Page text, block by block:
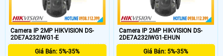
Camera IP 2MP HIKVISION DS-
2DE7A232IWG1-E
Giá Bán: 5%-35%
Camera IP 2MP HIKVISION DS-
2DE7A232IWG1-EHUN
Giá Bán: 5%-35%